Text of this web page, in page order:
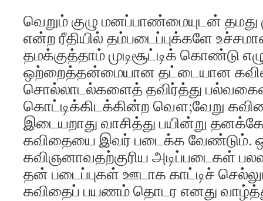
வெறும் குழு மனப்பாண்மையுடன் தமது
என்ற ரீதியில் தம்படைப்புக்களே
தமக்குத்தாம் முடிசூட்டிக் கொண்டு
ஒற்றைத்தன்மையான தட்டையான
சொல்லாடல்களைத் தவிர்த்து
கொட்டிக்கிடக்கின்ற வௌ;வேறு
இடையறாது வாசித்து பயின்று
கவிதையை இவர் படைக்க வேண்டும்.
கவிஞனாவதற்குரிய அடிப்படைகள்
தன் படைப்புகள் ஊடாக காட்டிச்
கவிதைப் பயணம் தொடர எனது